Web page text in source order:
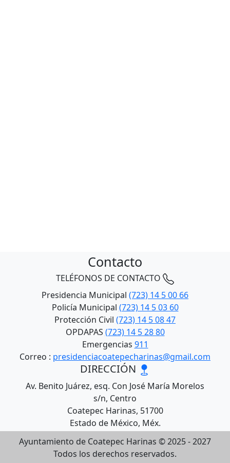
Contacto
TELÉFONOS DE CONTACTO
Presidencia Municipal (723) 14 5 00 66
Policía Municipal (723) 14 5 03 60
Protección Civil (723) 14 5 08 47
OPDAPAS (723) 14 5 28 80
Emergencias 911
Correo : presidenciacoatepecharinas@gmail.com
DIRECCIÓN
Av. Benito Juárez, esq. Con José María Morelos
s/n, Centro
Coatepec Harinas, 51700
Estado de México, Méx.
Ayuntamiento de Coatepec Harinas © 2025 - 2027
Todos los derechos reservados.